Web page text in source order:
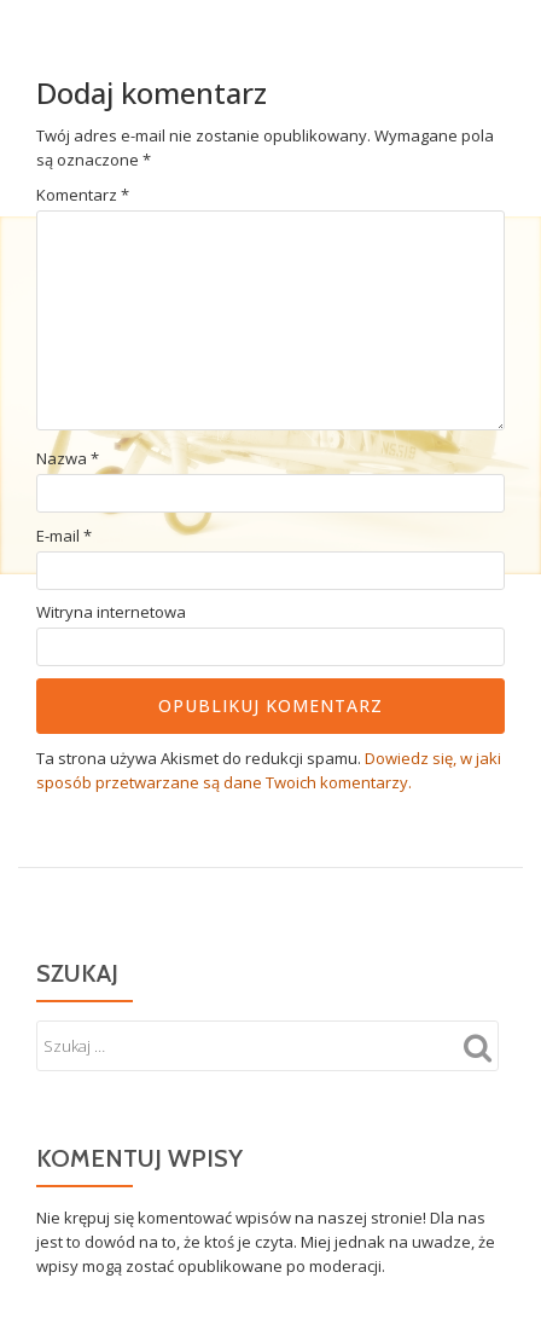
Dodaj komentarz
Twój adres e-mail nie zostanie opublikowany. Wymagane pola
są oznaczone *
Komentarz *
Nazwa *
E-mail *
Witryna internetowa
Ta strona używa Akismet do redukcji spamu. Dowiedz się, w jaki
sposób przetwarzane są dane Twoich komentarzy.
SZUKAJ
KOMENTUJ WPISY
Nie krępuj się komentować wpisów na naszej stronie! Dla nas
jest to dowód na to, że ktoś je czyta. Miej jednak na uwadze, że
wpisy mogą zostać opublikowane po moderacji.